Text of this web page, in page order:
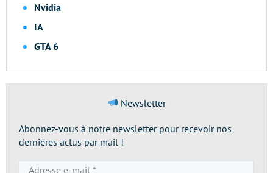
Nvidia
IA
GTA 6
Newsletter
Abonnez-vous à notre newsletter pour recevoir nos
dernières actus par mail !